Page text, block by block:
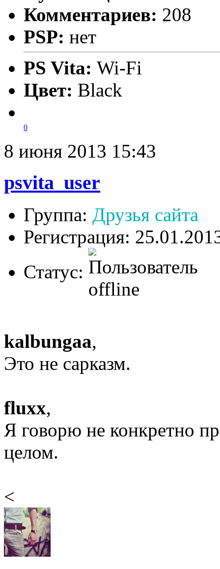
Комментариев: 208
PSP: нет
PS Vita: Wi-Fi
Цвет: Black
0
8 июня 2013 15:43
psvita_user
Группа: Друзья сайта
Регистрация:
Статус:
kalbungaa,
Это не сарказм.
fluxx,
Я говорю не конкретно
целом.
<